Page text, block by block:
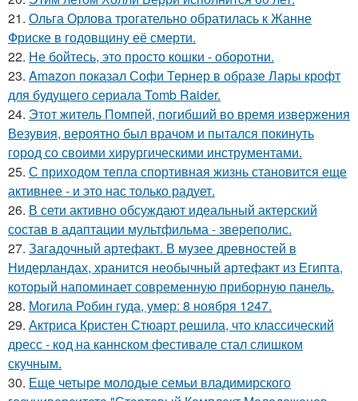
21. Ольга Орлова трогательно обратилась к Жанне
Фриске в годовщину её смерти.
22. Не бойтесь, это просто кошки - оборотни.
23. Amazon показал Софи Тернер в образе Лары крофт
для будущего сериала Tomb Raider.
24. Этот житель Помпей, погибший во время извержения
Везувия, вероятно был врачом и пытался покинуть
город со своими хирургическими инструментами.
25. С приходом тепла спортивная жизнь становится еще
активнее - и это нас только радует.
26. В сети активно обсуждают идеальный актерский
состав в адаптации мультфильма - звереполис.
27. Загадочный артефакт. В музее древностей в
Нидерландах, хранится необычный артефакт из Египта,
который напоминает современную приборную панель.
28. Могила Робин гуда, умер: 8 ноября 1247.
29. Актриса Кристен Стюарт решила, что классический
дресс - код на каннском фестивале стал слишком
скучным.
30. Еще четыре молодые семьи владимирского